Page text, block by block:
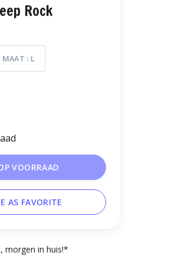
Rock
MAAT : L
VOORRAAD
AS FAVORITE
morgen in huis!*